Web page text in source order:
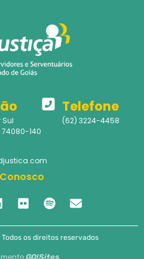
Sul
74080-140
Telefone
(62) 3224-4458
os direitos reservados
GO!Sites